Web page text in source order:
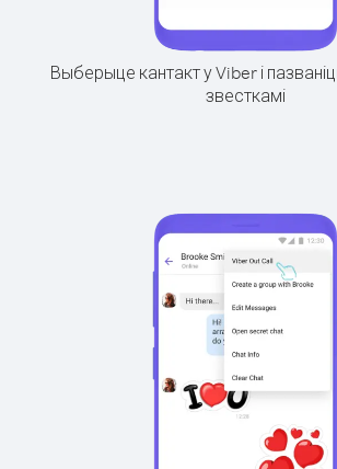
Выберыце кантакт у Viber і
звесткамі